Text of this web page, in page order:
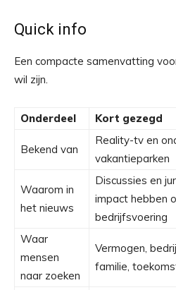
Quick info
Een compacte samenvatting
wil zijn.
Onderdeel Kort gezegd
Bekend van
Reality-tv en
vakantieparken
Waarom in
het nieuws
Discussies en
impact hebben
bedrijfsvoering
Waar
mensen
naar zoeken
Vermogen,
familie,